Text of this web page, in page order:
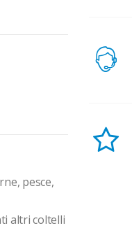
pesce,
altri coltelli